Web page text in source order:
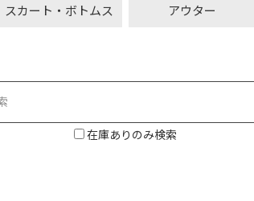
スカート・ボトムス アウター
在庫ありのみ検索